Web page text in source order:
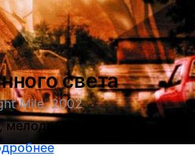
света
Mile, 2002
мелодрама